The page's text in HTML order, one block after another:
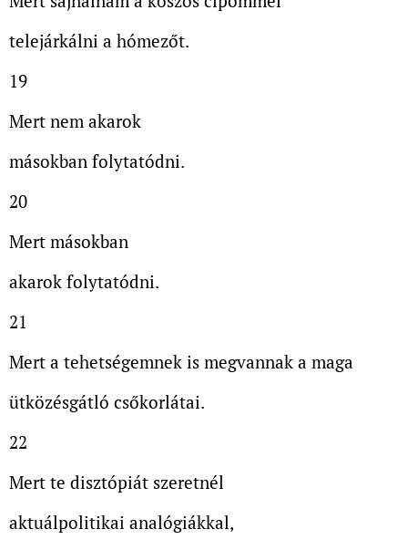
telejárkálni a hómezőt.
19
Mert nem akarok
másokban folytatódni.
20
Mert másokban
akarok folytatódni.
21
Mert a tehetségemnek is megvannak a maga
ütközésgátló csőkorlátai.
22
Mert te disztópiát szeretnél
aktuálpolitikai analógiákkal,